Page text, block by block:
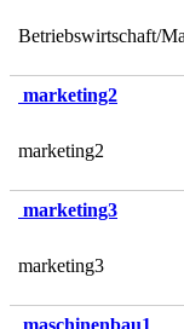
Betriebswirtschaft/
marketing2
marketing2
marketing3
marketing3
maschinenbau1